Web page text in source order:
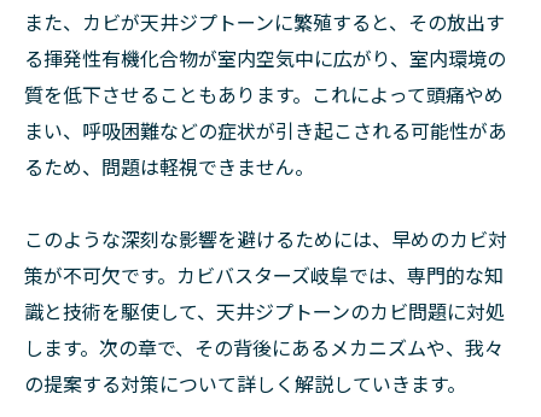
また、カビが天井ジプトーンに繁殖すると、その放出す
る揮発性有機化合物が室内空気中に広がり、室内環境の
質を低下させることもあります。これによって頭痛やめ
まい、呼吸困難などの症状が引き起こされる可能性があ
るため、問題は軽視できません。
このような深刻な影響を避けるためには、早めのカビ対
策が不可欠です。カビバスターズ岐阜では、専門的な知
識と技術を駆使して、天井ジプトーンのカビ問題に対処
します。次の章で、その背後にあるメカニズムや、我々
の提案する対策について詳しく解説していきます。